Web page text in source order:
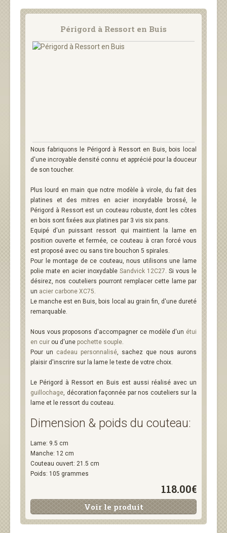
Périgord à Ressort en Buis
Nous fabriquons le Périgord à Ressort en Buis, bois local
d'une incroyable densité connu et apprécié pour la douceur
de son toucher.
Plus lourd en main que notre modèle à virole, du fait des
platines et des mitres en acier inoxydable brossé, le
Périgord à Ressort est un couteau robuste, dont les côtes
en bois sont fixées aux platines par 3 vis six pans.
Equipé d'un puissant ressort qui maintient la lame en
position ouverte et fermée, ce couteau à cran forcé vous
est proposé avec ou sans tire bouchon 5 spirales.
Pour le montage de ce couteau, nous utilisons une lame
polie mate en acier inoxydable Sandvick 12C27. Si vous le
désirez, nos couteliers pourront remplacer cette lame par
un acier carbone XC75.
Le manche est en Buis, bois local au grain fin, d'une dureté
remarquable.
Nous vous proposons d'accompagner ce modèle d'un étui
en cuir ou d'une pochette souple.
Pour un cadeau personnalisé, sachez que nous aurons
plaisir d'inscrire sur la lame le texte de votre choix.
Le Périgord à Ressort en Buis est aussi réalisé avec un
guillochage, décoration façonnée par nos couteliers sur la
lame et le ressort du couteau.
Dimension & poids du couteau:
Lame: 9.5 cm
Manche: 12 cm
Couteau ouvert: 21.5 cm
Poids: 105 grammes
118.00€
Voir le produit